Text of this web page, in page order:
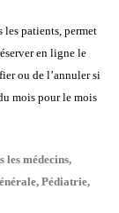
les patients, permet
en ligne le
ou de l’annuler si
mois pour le mois
les médecins,
Pédiatrie,